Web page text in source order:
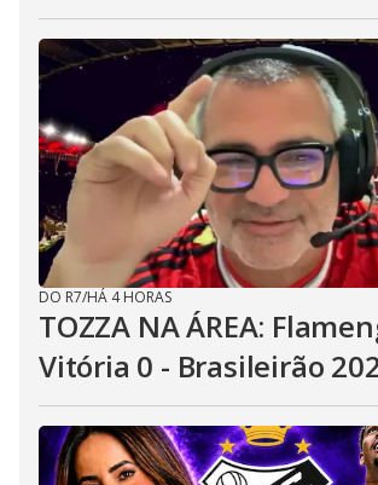
DO R7/HÁ 4 HORAS
TOZZA NA ÁREA:
Vitória 0 - Brasileirão